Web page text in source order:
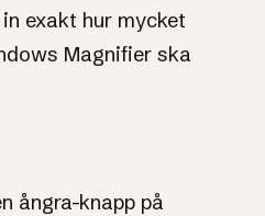
exakt hur mycket
Magnifier ska
ångra-knapp på